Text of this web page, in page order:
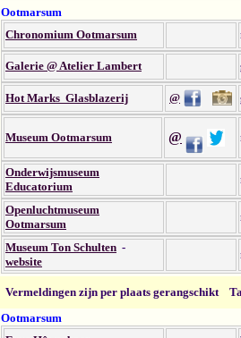
Ootmarsum
Chronomium Ootmarsum
Galerie @ Atelier Lambert
Hot Marks Glasblazerij @
Museum Ootmarsum @
Onderwijsmuseum
Educatorium
Openluchtmuseum
Ootmarsum
Museum Ton Schulten -
website
Vermeldingen zijn per plaats gerangschikt
Ootmarsum